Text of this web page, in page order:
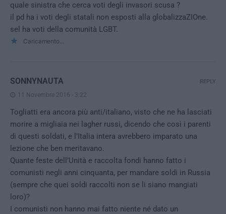
quale sinistra che cerca voti degli invasori scusa ?
il pd ha i voti degli statali non esposti alla globalizzaZIOne.
sel ha voti della comunità LGBT.
Caricamento...
SONNYNAUTA
11 Novembre 2016 - 3:22
Togliatti era ancora più anti/italiano, visto che ne ha lasciati
morire a migliaia nei lagher russi, dicendo che così i parenti
di questi soldati, e l’Italia intera avrebbero imparato una
lezione che ben meritavano.
Quante feste dell’Unità e raccolta fondi hanno fatto i
comunisti negli anni cinquanta, per mandare soldi in Russia
(sempre che quei soldi raccolti non se li siano mangiati
loro)?
I comunisti non hanno mai fatto niente né dato un
REPLY